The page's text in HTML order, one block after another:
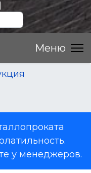
у менеджеров.